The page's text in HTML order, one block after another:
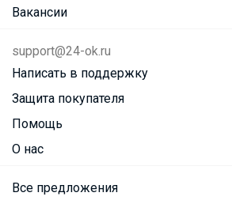
Вакансии
support@24-ok.ru
Написать в поддержку
Защита покупателя
Помощь
О нас
Все предложения